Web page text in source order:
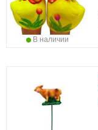
В наличии